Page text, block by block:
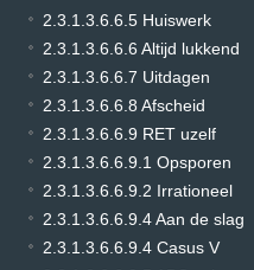
2.3.1.3.6.6.5 Huiswerk
2.3.1.3.6.6.6 Altijd lukkend
2.3.1.3.6.6.7 Uitdagen
2.3.1.3.6.6.8 Afscheid
2.3.1.3.6.6.9 RET uzelf
2.3.1.3.6.6.9.1 Opsporen
2.3.1.3.6.6.9.2 Irrationeel
2.3.1.3.6.6.9.4 Aan de slag
2.3.1.3.6.6.9.4 Casus V